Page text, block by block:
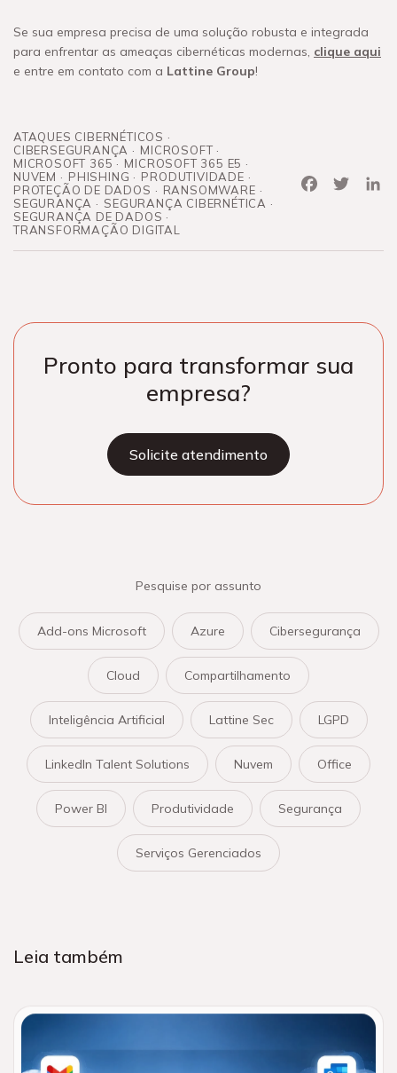
Se sua empresa precisa de uma solução robusta e integrada
para enfrentar as ameaças cibernéticas modernas, clique aqui
e entre em contato com a Lattine Group!
ATAQUES CIBERNÉTICOS
CIBERSEGURANÇA
MICROSOFT
MICROSOFT 365
MICROSOFT 365 E5
NUVEM
PHISHING
PRODUTIVIDADE
PROTEÇÃO DE DADOS
RANSOMWARE
SEGURANÇA
SEGURANÇA CIBERNÉTICA
SEGURANÇA DE DADOS
TRANSFORMAÇÃO DIGITAL
FacebookTwitter
Pronto para transformar sua
empresa?
Solicite atendimento
Pesquise por assunto
Add-ons Microsoft Azure Cibersegurança
Cloud Compartilhamento
Inteligência Artificial Lattine Sec LGPD
LinkedIn Talent Solutions Nuvem Office
Power BI Produtividade Segurança
Serviços Gerenciados
Leia também